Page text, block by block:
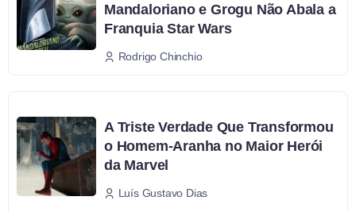
Mandaloriano e Grogu Não Abala a
Franquia Star Wars
Rodrigo Chinchio
A Triste Verdade Que Transformou
o Homem-Aranha no Maior Herói
da Marvel
Luís Gustavo Dias